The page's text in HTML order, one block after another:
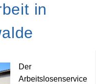
in
Der
Arbeitslosenservice